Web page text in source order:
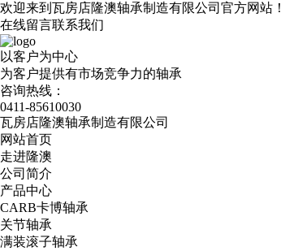
欢迎来到瓦房店隆澳轴承制造有限公司官方网站！
在线留言联系我们
以客户为中心
为客户提供有市场竞争力的轴承
咨询热线：
0411-85610030
瓦房店隆澳轴承制造有限公司
网站首页
走进隆澳
公司简介
产品中心
CARB卡博轴承
关节轴承
满装滚子轴承